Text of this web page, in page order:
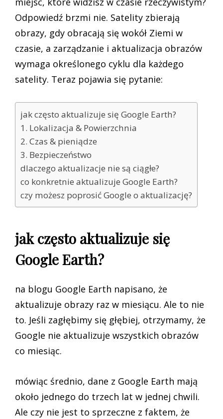
Odpowiedź brzmi nie. Satelity zbierają
obrazy, gdy obracają się wokół Ziemi w
czasie, a zarządzanie i aktualizacja obrazów
wymaga określonego cyklu dla każdego
satelity. Teraz pojawia się pytanie:
jak często aktualizuje się Google Earth?
1. Lokalizacja & Powierzchnia
2. Czas & pieniądze
3. Bezpieczeństwo
dlaczego aktualizacje nie są ciągłe?
co konkretnie aktualizuje Google Earth?
czy możesz poprosić Google o aktualizację?
jak często aktualizuje się
Google Earth?
na blogu Google Earth napisano, że
aktualizuje obrazy raz w miesiącu. Ale to nie
to. Jeśli zagłębimy się głębiej, otrzymamy, że
Google nie aktualizuje wszystkich obrazów
co miesiąc.
mówiąc średnio, dane z Google Earth mają
około jednego do trzech lat w jednej chwili.
Ale czy nie jest to sprzeczne z faktem, że